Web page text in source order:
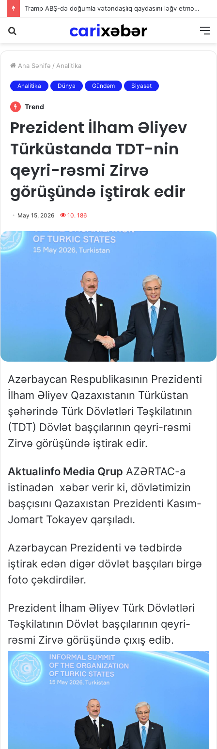
Tramp ABŞ-də doğumla vətəndaşlıq qaydasını ləğv etmək istəyir
Ana Səhifə / Analitika
Analitika Dünya Gündəm Siyasət
Trend
Prezident İlham Əliyev
Türküstanda TDT-nin
qeyri-rəsmi Zirvə
görüşündə iştirak edir
May 15, 2026 10. 186
Azərbaycan Respublikasının Prezidenti
İlham Əliyev Qazaxıstanın Türküstan
şəhərində Türk Dövlətləri Təşkilatının
(TDT) Dövlət başçılarının qeyri-rəsmi
Zirvə görüşündə iştirak edir.
Aktualinfo Media Qrup AZƏRTAC-a
istinadən xəbər verir ki, dövlətimizin
başçısını Qazaxıstan Prezidenti Kasım-
Jomart Tokayev qarşıladı.
Azərbaycan Prezidenti və tədbirdə
iştirak edən digər dövlət başçıları birgə
foto çəkdirdilər.
Prezident İlham Əliyev Türk Dövlətləri
Təşkilatının Dövlət başçılarının qeyri-
rəsmi Zirvə görüşündə çıxış edib.